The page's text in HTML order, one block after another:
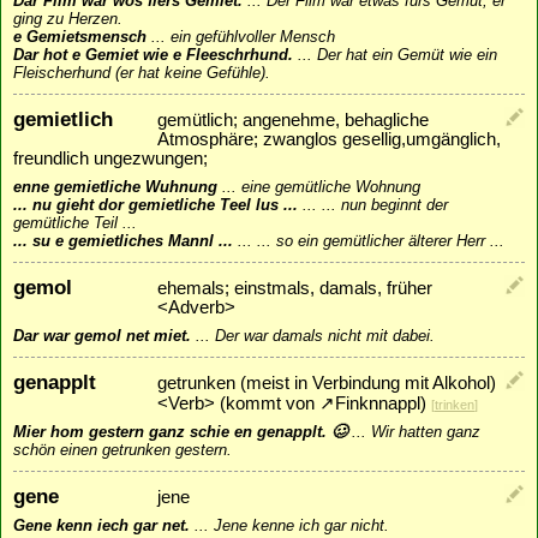
ging zu Herzen.
e Gemietsmensch
ein gefühlvoller Mensch
Dar hot e Gemiet wie e Fleeschrhund.
Der hat ein Gemüt wie ein
Fleischerhund (er hat keine Gefühle).
gemietlich
gemütlich; angenehme, behagliche
Atmosphäre; zwanglos gesellig,umgänglich,
freundlich ungezwungen;
enne gemietliche Wuhnung
eine gemütliche Wohnung
... nu gieht dor gemietliche Teel lus ...
... nun beginnt der
gemütliche Teil ...
... su e gemietliches Mannl ...
... so ein gemütlicher älterer Herr ...
gemol
ehemals; einstmals, damals, früher
<Adverb>
Dar war gemol net miet. Der war damals nicht mit dabei.
genapplt
getrunken (meist in Verbindung mit Alkohol)
<Verb> (kommt von ↗ Finknnappl) [trinken]
Mier hom gestern ganz schie en genapplt. 🥴... Wir hatten ganz
schön einen getrunken gestern.
gene jene
Gene kenn iech gar net. Jene kenne ich gar nicht.